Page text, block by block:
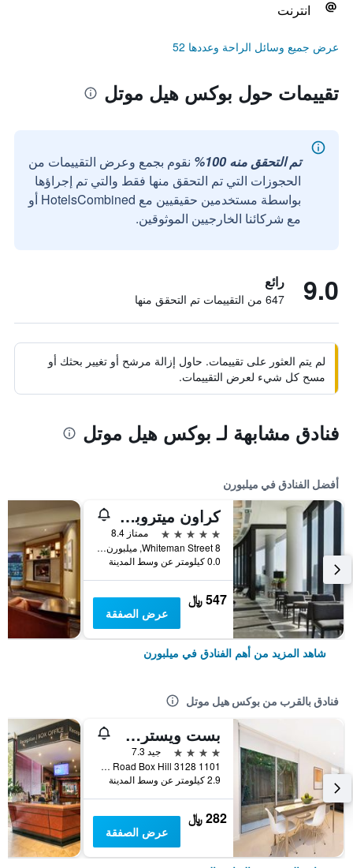
انترنت
عرض جميع وسائل الراحة وعددها 52
تقييمات حول بوكس هيل موتل
تم التحقق منه 100%
نقوم بجمع وعرض التقييمات من
الحجوزات التي تم التحقق منها فقط والتي تم إجراؤها
بواسطة مستخدمين حقيقيين مع HotelsCombined أو
مع شركائنا الخارجيين الموثوقين.
9.0 رائع
647 من التقييمات تم التحقق منها
لم يتم العثور على تقييمات. حاول إزالة مرشح أو تغيير بحثك أو
مسح كل شيء لعرض التقييمات.
فنادق مشابهة لـ بوكس هيل موتل
أفضل الفنادق في ميلبورن
كراون ميتروبول ملبورن
5 نجوم
ممتاز 8.4
8 Whiteman Street, ميلبورن, VIC, أستراليا
0.0 كيلومتر عن وسط المدينة
547 ﷼
عرض الصفقة
شاهد المزيد من أهم الفنادق في ميلبورن
فنادق بالقرب من بوكس هيل موتل
بست ويسترن بلس ذا تيودور-بوكس هيل
4 نجوم
جيد 7.3
1101 Whitehorse Road Box Hill 3128, ميلبورن, VIC, أستراليا
2.9 كيلومتر عن وسط المدينة
282 ﷼
عرض الصفقة